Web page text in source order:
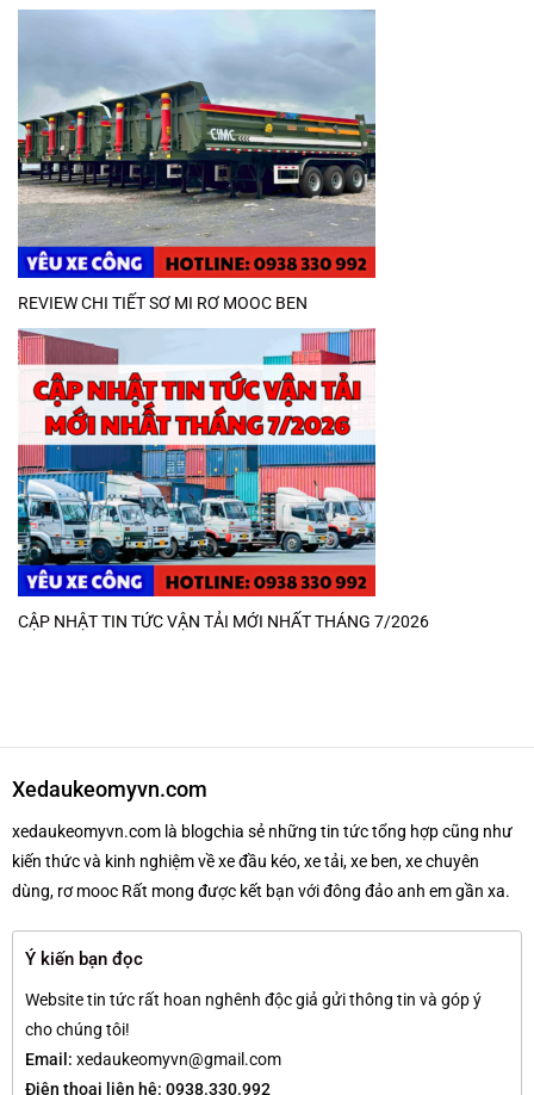
REVIEW CHI TIẾT SƠ MI RƠ MOOC BEN
CẬP NHẬT TIN TỨC VẬN TẢI MỚI NHẤT THÁNG 7/2026
Xedaukeomyvn.com
xedaukeomyvn.com là blogchia sẻ những tin tức tổng hợp cũng như
kiến thức và kinh nghiệm về xe đầu kéo, xe tải, xe ben, xe chuyên
dùng, rơ mooc Rất mong được kết bạn với đông đảo anh em gần xa.
Ý kiến bạn đọc
Website tin tức rất hoan nghênh độc giả gửi thông tin và góp ý
cho chúng tôi!
Email: xedaukeomyvn@gmail.com
Điện thoại liên hệ: 0938.330.992